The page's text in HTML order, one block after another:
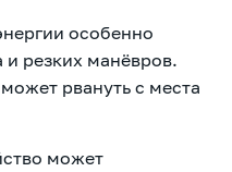
особенно
и резких манёвров.
рвануть с места
может